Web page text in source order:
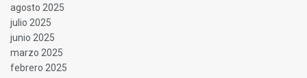
agosto 2025
julio 2025
junio 2025
marzo 2025
febrero 2025